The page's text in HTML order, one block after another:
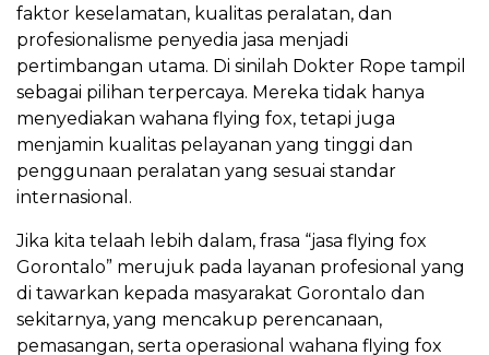
faktor keselamatan, kualitas peralatan, dan
profesionalisme penyedia jasa menjadi
pertimbangan utama. Di sinilah Dokter Rope tampil
sebagai pilihan terpercaya. Mereka tidak hanya
menyediakan wahana flying fox, tetapi juga
menjamin kualitas pelayanan yang tinggi dan
penggunaan peralatan yang sesuai standar
internasional.
Jika kita telaah lebih dalam, frasa “jasa flying fox
Gorontalo” merujuk pada layanan profesional yang
di tawarkan kepada masyarakat Gorontalo dan
sekitarnya, yang mencakup perencanaan,
pemasangan, serta operasional wahana flying fox